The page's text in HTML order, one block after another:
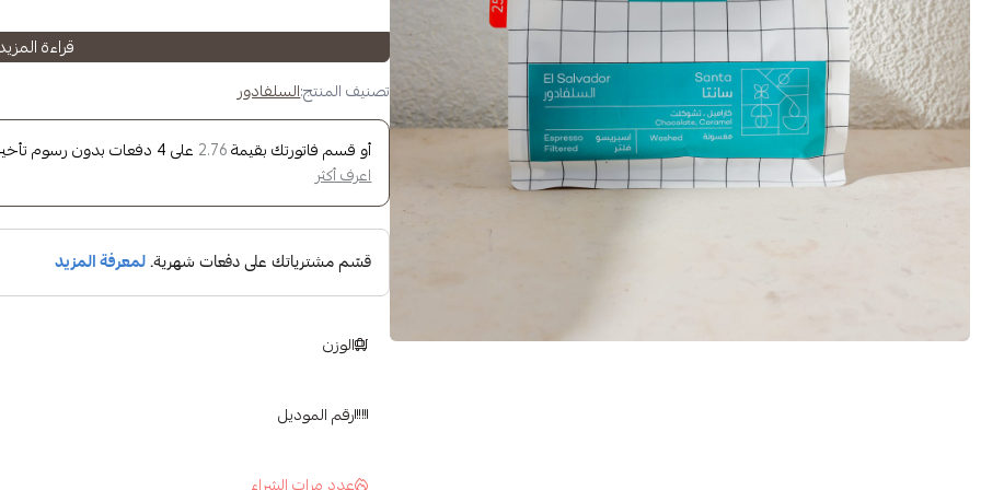
قراءة
تصنيف المنتج:السلفادور
أو قسم فاتورتك بقيمة2.76 على4 دفعات بدون رسوم
اعرف أكثر
الوزن
رقم الموديل
عدد مرات الشراء